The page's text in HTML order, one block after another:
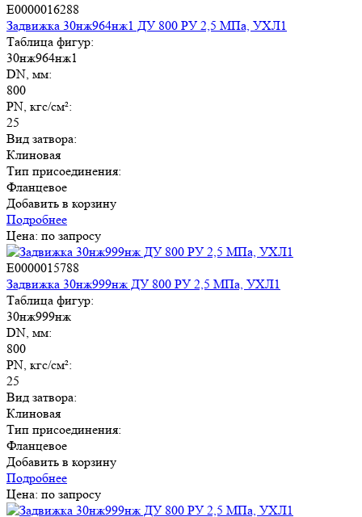
E0000016288
Задвижка 30нж964нж1 ДУ 800 РУ 2,5 МПа, УХЛ1
Таблица фигур:
30нж964нж1
DN, мм:
800
PN, кгс/см²:
25
Вид затвора:
Клиновая
Тип присоединения:
Фланцевое
Добавить в корзину
Подробнее
Цена: по запросу
E0000015788
Задвижка 30нж999нж ДУ 800 РУ 2,5 МПа, УХЛ1
Таблица фигур:
30нж999нж
DN, мм:
800
PN, кгс/см²:
25
Вид затвора:
Клиновая
Тип присоединения:
Фланцевое
Добавить в корзину
Подробнее
Цена: по запросу